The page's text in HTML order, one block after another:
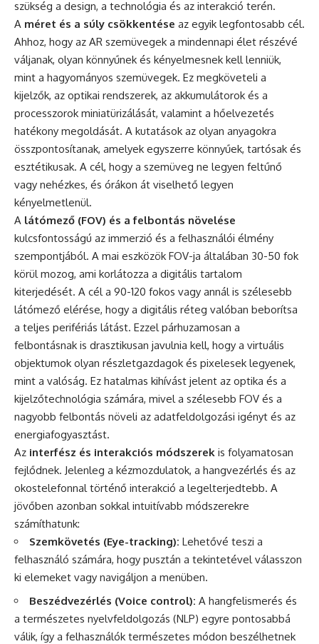
szükség a design, a technológia és az interakció terén.
A méret és a súly csökkentése az egyik legfontosabb cél.
Ahhoz, hogy az AR szemüvegek a mindennapi élet részévé
váljanak, olyan könnyűnek és kényelmesnek kell lenniük,
mint a hagyományos szemüvegek. Ez megköveteli a
kijelzők, az optikai rendszerek, az akkumulátorok és a
processzorok miniatürizálását, valamint a hőelvezetés
hatékony megoldását. A kutatások az olyan anyagokra
összpontosítanak, amelyek egyszerre könnyűek, tartósak és
esztétikusak. A cél, hogy a szemüveg ne legyen feltűnő
vagy nehézkes, és órákon át viselhető legyen
kényelmetlenül.
A látómező (FOV) és a felbontás növelése
kulcsfontosságú az immerzió és a felhasználói élmény
szempontjából. A mai eszközök FOV-ja általában 30-50 fok
körül mozog, ami korlátozza a digitális tartalom
kiterjedését. A cél a 90-120 fokos vagy annál is szélesebb
látómező elérése, hogy a digitális réteg valóban beborítsa
a teljes perifériás látást. Ezzel párhuzamosan a
felbontásnak is drasztikusan javulnia kell, hogy a virtuális
objektumok olyan részletgazdagok és pixelesek legyenek,
mint a valóság. Ez hatalmas kihívást jelent az optika és a
kijelzőtechnológia számára, mivel a szélesebb FOV és a
nagyobb felbontás növeli az adatfeldolgozási igényt és az
energiafogyasztást.
Az interfész és interakciós módszerek is folyamatosan
fejlődnek. Jelenleg a kézmozdulatok, a hangvezérlés és az
okostelefonnal történő interakció a legelterjedtebb. A
jövőben azonban sokkal intuitívabb módszerekre
számíthatunk:
Szemkövetés (Eye-tracking): Lehetővé teszi a
felhasználó számára, hogy pusztán a tekintetével válasszon
ki elemeket vagy navigáljon a menüben.
Beszédvezérlés (Voice control): A hangfelismerés és
a természetes nyelvfeldolgozás (NLP) egyre pontosabbá
válik, így a felhasználók természetes módon beszélhetnek